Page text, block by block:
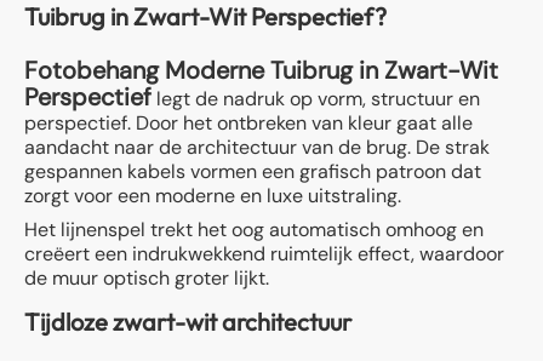
Tuibrug in Zwart-Wit Perspectief?
Fotobehang Moderne Tuibrug in Zwart-Wit
Perspectief legt de nadruk op vorm, structuur en
perspectief. Door het ontbreken van kleur gaat alle
aandacht naar de architectuur van de brug. De strak
gespannen kabels vormen een grafisch patroon dat
zorgt voor een moderne en luxe uitstraling.
Het lijnenspel trekt het oog automatisch omhoog en
creëert een indrukwekkend ruimtelijk effect, waardoor
de muur optisch groter lijkt.
Tijdloze zwart-wit architectuur